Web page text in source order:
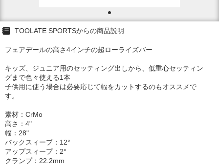
TOOLATE SPORTSからの商品説明
フェアデールの高さ4インチの超ローライズバー
キッズ、ジュニア用のセッティング出しから、低重心セッティン
グまで色々使える1本
子供用に使う場合は必要応じて幅をカットするのもオススメで
す。
素材：CrMo
高さ：4"
幅：28"
バックスィープ：12°
アップスィープ：2°
クランプ：22.2mm